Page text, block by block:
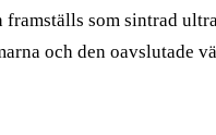
som sintrad
och den oavslutade